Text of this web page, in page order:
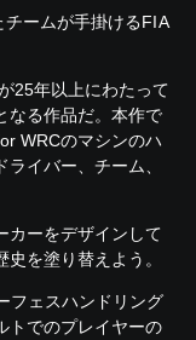
ームが手掛けるFIA
25年以上にわたって
なる作品だ。本作で
WRCのマシンのハ
イバー、チーム、
カーをデザインして
を塗り替えよう。
フェスハンドリング
トでのプレイヤーの